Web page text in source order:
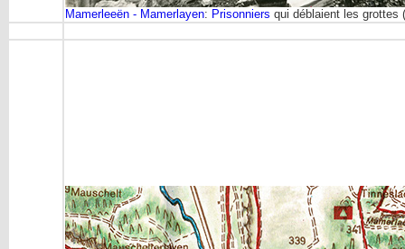
Mamerleeën - Mamerlayen: Prisonniers qui déblaient les grottes